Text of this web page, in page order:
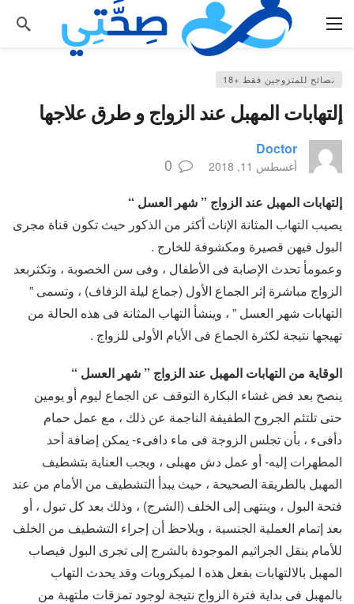
نصائح للمتزوجين فقط +18
إلتهابات المهبل عند الزواج و طرق علاجها
Doctor
أغسطس 11, 2018 0
إلتهابات المهبل عند الزواج ” شهر العسل “
يصيب التهاب المثانة الإناث أكثر من الذكور حيث تكون قناة مجرى
البول فيهن قصيرة ومكشوفة للخارج .
وعمومأ تحدث الإصابة فى الأطفال ، وفى سن الخصوبة ، وتكثربعد
الزواج مباشرة إثر الجماع الأول (جماع ليلة الزفاف) ، وتسمى ”
التهابات شهر العسل ” ، وينشأ التهاب المثانة فى هذه الحالة من
تهيجها نتيجة لكثرة الجماع فى الأيام الأولى للزواج .
الوقاية من التهابات المهبل عند الزواج ” شهر العسل “
ينصح بعد فض غشاء البكارة التوقف عن الجماع ليوم أو يومين
حتى تلتئم الجروح الطفيفة الناجمة عن ذلك ، مع عمل حمام
دأفىء ، بأن تجلس الزوجة فى ماء دافىء- يمكن إضافة أحد
المطهرات إليه- أو عمل دش مهبلى ، ويجب العناية بتشطيف
المهبل بالطريقة الصحيحة ، حيث يبدأ التشطيف من الأمام من عند
فتحة البول ، وينتهى إلى الخلف (الشرج) ، وذلك بعد كل تبول ، أو
بعد إتمام العملية الجنسية ، ويلاحظ أن إجراء التشطيف من الخلف
للأمام ينقل الجراثيم الموجودة بالشرج إلى تجرى البول فيصاب
المهبل بالالتهابات بفعل هذه ا لميكروبات وقد يحدث التهاب
بالمهبل فى بداية فترة الزواج نتيجة لوجود تمزقات ملتهبة من